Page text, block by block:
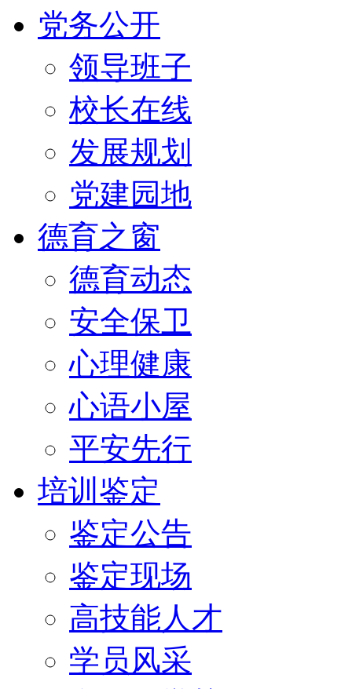
党务公开
领导班子
校长在线
发展规划
党建园地
德育之窗
德育动态
安全保卫
心理健康
心语小屋
平安先行
培训鉴定
鉴定公告
鉴定现场
高技能人才
学员风采